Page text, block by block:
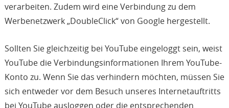
verarbeiten. Zudem wird eine Verbindung zu dem
Werbenetzwerk „DoubleClick“ von Google hergestellt.
Sollten Sie gleichzeitig bei YouTube eingeloggt sein, weist
YouTube die Verbindungsinformationen Ihrem YouTube-
Konto zu. Wenn Sie das verhindern möchten, müssen Sie
sich entweder vor dem Besuch unseres Internetauftritts
bei YouTube ausloggen oder die entsprechenden